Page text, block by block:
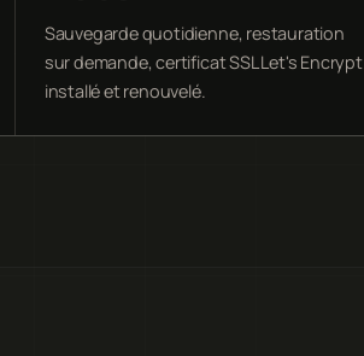
Sauvegarde quotidienne, restauration
sur demande, certificat SSL Let's Encrypt
installé et renouvelé.